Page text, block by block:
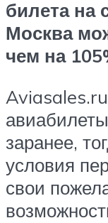
билета на
Москва
чем на
Aviasales.ru
заранее,
условия
свои